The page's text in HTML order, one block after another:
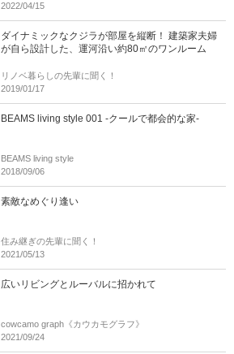
2022/04/15
ダイナミックなクジラが部屋を縦断！ 建築家夫婦
が自ら設計した、運河沿い約80㎡のワンルーム
リノベ暮らしの先輩に聞く！
2019/01/17
BEAMS living style 001 -クールで都会的な家-
BEAMS living style
2018/09/06
素敵なめぐり逢い
住み継ぎの先輩に聞く！
2021/05/13
広いリビングとルーバルに招かれて
cowcamo graph《カウカモグラフ》
2021/09/24